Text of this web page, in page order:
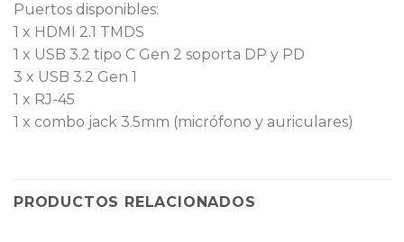
Puertos disponibles:
1 x HDMI 2.1 TMDS
1 x USB 3.2 tipo C Gen 2 soporta DP y PD
3 x USB 3.2 Gen 1
1 x RJ-45
1 x combo jack 3.5mm (micrófono y auriculares)
PRODUCTOS RELACIONADOS